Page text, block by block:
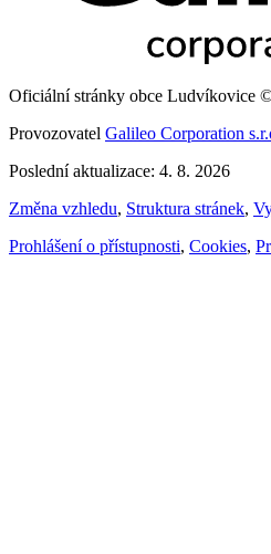
Oficiální stránky obce Ludvíkovice
Provozovatel Galileo Corporation
Poslední aktualizace: 4. 8. 2026
Změna vzhledu, Struktura stránek,
Prohlášení o přístupnosti, Cookies,